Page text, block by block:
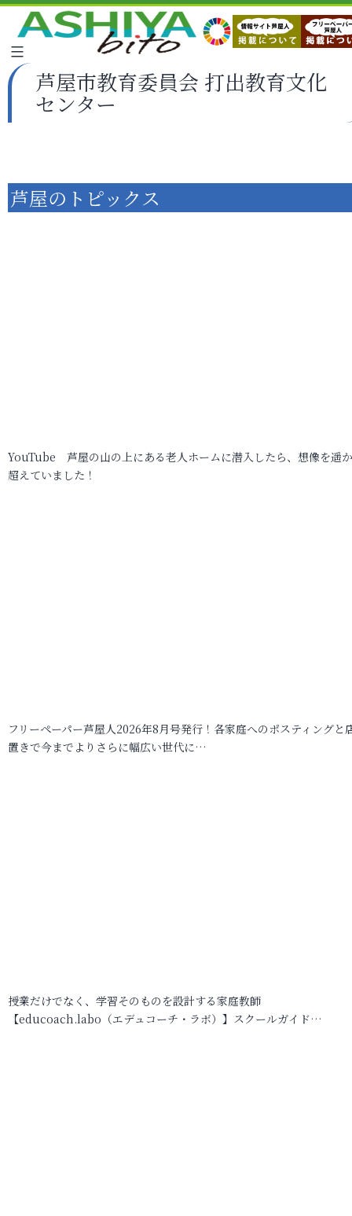
芦屋市教育委員会 打出教育文化
センター
芦屋のトピックス
YouTube 芦屋の山の上にある老人ホームに潜入したら、想像を遥
超えていました！
フリーペーパー芦屋人2026年8月号発行！各家庭へのポスティングと
置きで今までよりさらに幅広い世代に…
授業だけでなく、学習そのものを設計する家庭教師
【educoach.labo（エデュコーチ・ラボ）】スクールガイド…